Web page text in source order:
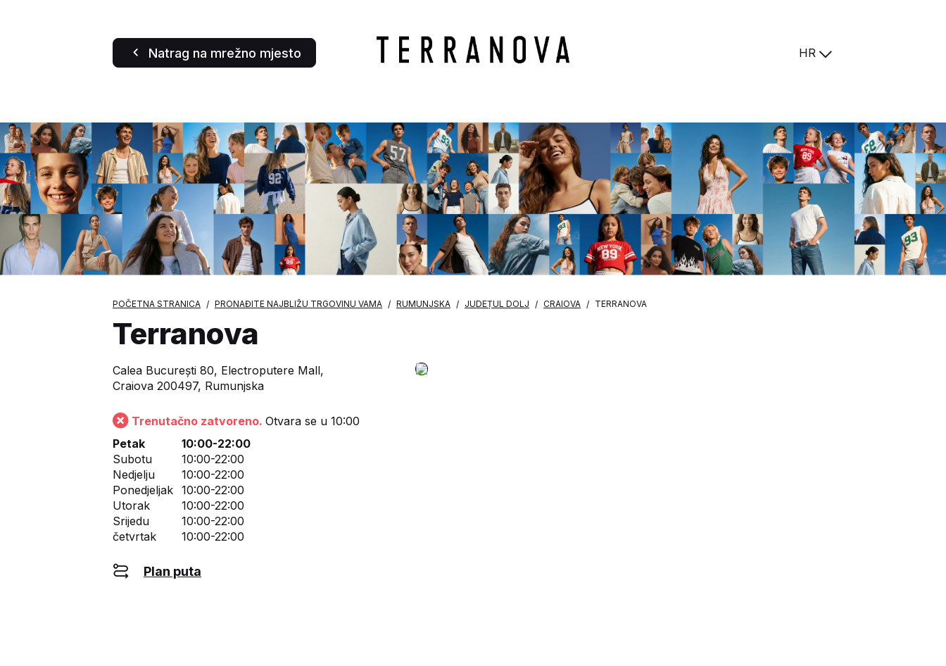
Natrag na mrežno mjesto HR
POČETNA STRANICA PRONAĐITE NAJBLIŽU TRGOVINU VAMA RUMUNJSKA JUDEȚUL DOLJ CRAIOVA TERRANOVA
Terranova
Calea București 80, Electroputere Mall,
Craiova 200497, Rumunjska
Trenutačno zatvoreno. Otvara se u 10:00
Petak
10:00-22:00
Subotu
10:00-22:00
Nedjelju
10:00-22:00
Ponedjeljak 10:00-22:00
Utorak
10:00-22:00
Srijedu
10:00-22:00
četvrtak
10:00-22:00
Plan puta